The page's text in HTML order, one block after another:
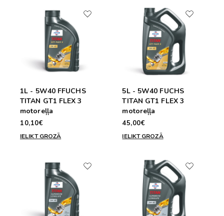
1L - 5W40 FFUCHS
TITAN GT1 FLEX 3
motoreļļa
10,10€
IELIKT GROZĀ
5L - 5W40 FUCHS
TITAN GT1 FLEX 3
motoreļļa
45,00€
IELIKT GROZĀ